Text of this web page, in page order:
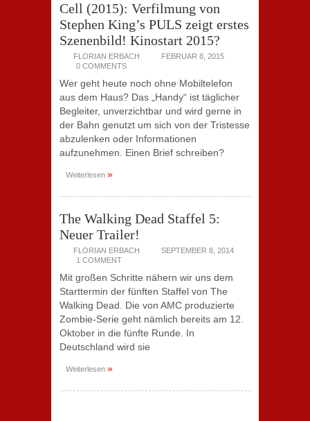
Cell (2015): Verfilmung von
Stephen King’s PULS zeigt erstes
Szenenbild! Kinostart 2015?
FLORIAN ERBACH
FEBRUAR 8, 2015
0 COMMENTS
Wer geht heute noch ohne Mobiltelefon
aus dem Haus? Das „Handy“ ist täglicher
Begleiter, unverzichtbar und wird gerne in
der Bahn genutzt um sich von der Tristesse
abzulenken oder Informationen
aufzunehmen. Einen Brief schreiben?
Weiterlesen »
The Walking Dead Staffel 5:
Neuer Trailer!
FLORIAN ERBACH
SEPTEMBER 8, 2014
1 COMMENT
Mit großen Schritte nähern wir uns dem
Starttermin der fünften Staffel von The
Walking Dead. Die von AMC produzierte
Zombie-Serie geht nämlich bereits am 12.
Oktober in die fünfte Runde. In
Deutschland wird sie
Weiterlesen »